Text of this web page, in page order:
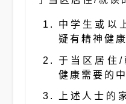
中学生或以
疑有精神健
于当区居住/
健康需要的
上述人士的